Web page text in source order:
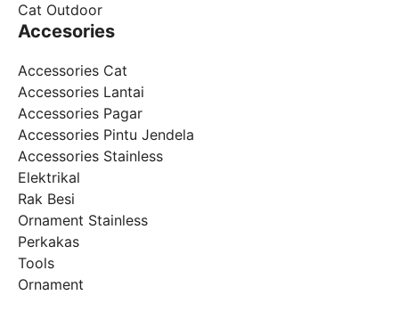
Cat Outdoor
Accesories
Accessories Cat
Accessories Lantai
Accessories Pagar
Accessories Pintu Jendela
Accessories Stainless
Elektrikal
Rak Besi
Ornament Stainless
Perkakas
Tools
Ornament